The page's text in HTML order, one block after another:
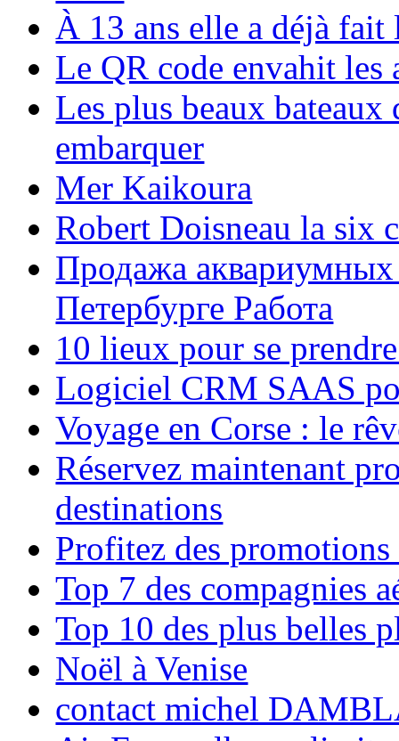
À 13 ans elle a déjà
Le QR code envahit les
Les plus beaux bateaux
embarquer
Mer Kaikoura
Robert Doisneau la six
Продажа аквариумных
Петербурге Работа
10 lieux pour se
Logiciel CRM SAAS
Voyage en Corse : le
Réservez maintenant
destinations
Profitez des
Top 7 des compagnies
Top 10 des plus belles
Noël à Venise
contact michel